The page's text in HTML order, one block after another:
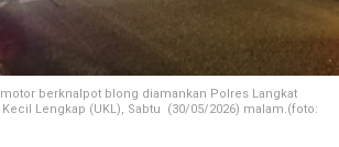
berknalpot blong diamankan Polres Langkat
Lengkap (UKL), Sabtu (30/05/2026) malam.(foto: